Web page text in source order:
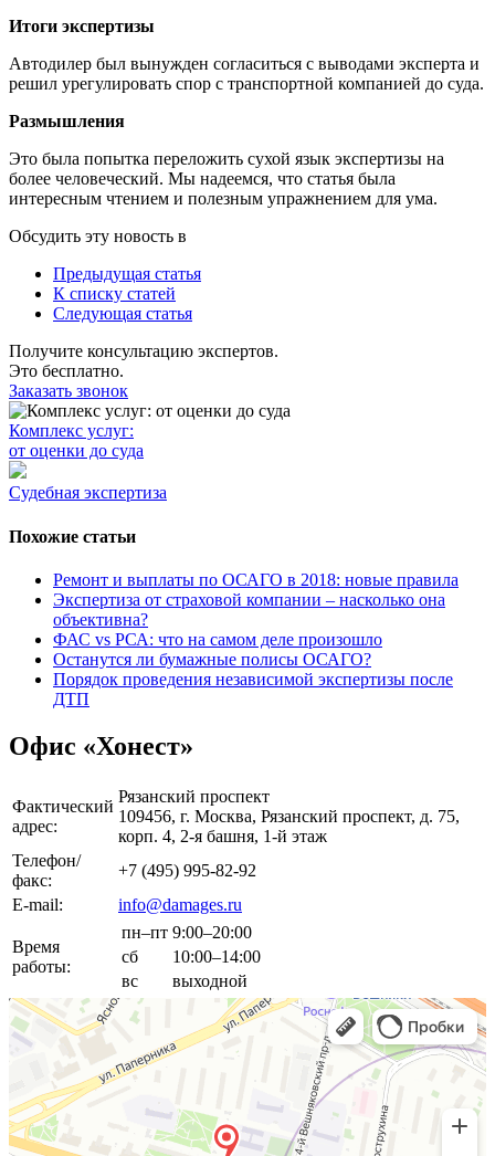
Итоги экспертизы
Автодилер был вынужден согласиться с выводами эксперта и
решил урегулировать спор с транспортной компанией до суда.
Размышления
Это была попытка переложить сухой язык экспертизы на
более человеческий. Мы надеемся, что статья была
интересным чтением и полезным упражнением для ума.
Обсудить эту новость в
Предыдущая статья
К списку статей
Следующая статья
Получите консультацию экспертов.
Это бесплатно.
Заказать звонок
Комплекс услуг:
от оценки до суда
Судебная экспертиза
Похожие статьи
Ремонт и выплаты по ОСАГО в 2018: новые правила
Экспертиза от страховой компании – насколько она
объективна?
ФАС vs РСА: что на самом деле произошло
Останутся ли бумажные полисы ОСАГО?
Порядок проведения независимой экспертизы после
ДТП
Офис «Хонест»
Фактический
адрес:
Рязанский проспект
109456, г. Москва, Рязанский проспект, д. 75,
корп. 4, 2-я башня, 1-й этаж
Телефон/
факс:
+7 (495) 995-82-92
E-mail:
info@damages.ru
Время
работы:
пн–пт 9:00–20:00
сб
10:00–14:00
вс
выходной